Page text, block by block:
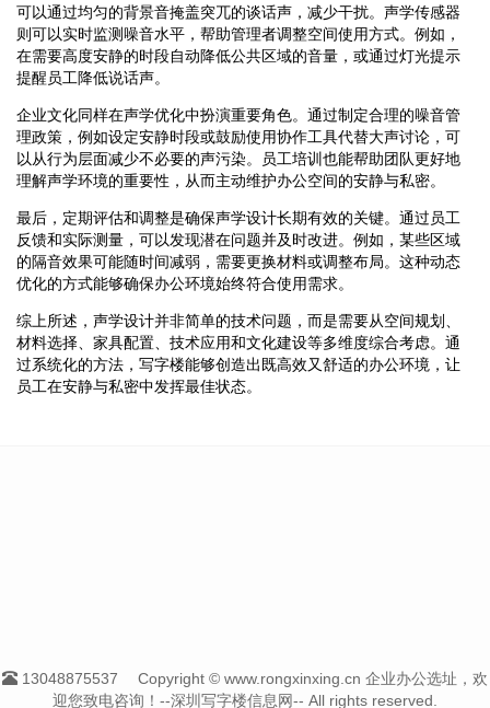
可以通过均匀的背景音掩盖突兀的谈话声，减少干扰。声学传感器
则可以实时监测噪音水平，帮助管理者调整空间使用方式。例如，
在需要高度安静的时段自动降低公共区域的音量，或通过灯光提示
提醒员工降低说话声。
企业文化同样在声学优化中扮演重要角色。通过制定合理的噪音管
理政策，例如设定安静时段或鼓励使用协作工具代替大声讨论，可
以从行为层面减少不必要的声污染。员工培训也能帮助团队更好地
理解声学环境的重要性，从而主动维护办公空间的安静与私密。
最后，定期评估和调整是确保声学设计长期有效的关键。通过员工
反馈和实际测量，可以发现潜在问题并及时改进。例如，某些区域
的隔音效果可能随时间减弱，需要更换材料或调整布局。这种动态
优化的方式能够确保办公环境始终符合使用需求。
综上所述，声学设计并非简单的技术问题，而是需要从空间规划、
材料选择、家具配置、技术应用和文化建设等多维度综合考虑。通
过系统化的方法，写字楼能够创造出既高效又舒适的办公环境，让
员工在安静与私密中发挥最佳状态。
13048875537
Copyright © www.rongxinxing.cn 企业办公选址，欢
迎您致电咨询！--深圳写字楼信息网-- All rights reserved.